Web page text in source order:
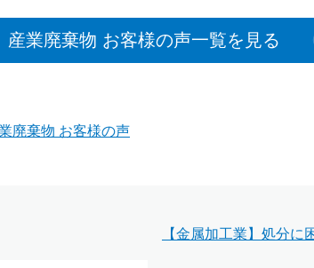
産業廃棄物 お客様の声一覧を見る
廃棄物 お客様の声
【金属加工業】処分に